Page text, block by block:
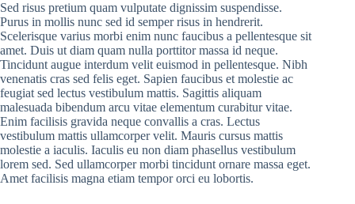
Sed risus pretium quam vulputate dignissim suspendisse.
Purus in mollis nunc sed id semper risus in hendrerit.
Scelerisque varius morbi enim nunc faucibus a pellentesque sit
amet. Duis ut diam quam nulla porttitor massa id neque.
Tincidunt augue interdum velit euismod in pellentesque. Nibh
venenatis cras sed felis eget. Sapien faucibus et molestie ac
feugiat sed lectus vestibulum mattis. Sagittis aliquam
malesuada bibendum arcu vitae elementum curabitur vitae.
Enim facilisis gravida neque convallis a cras. Lectus
vestibulum mattis ullamcorper velit. Mauris cursus mattis
molestie a iaculis. Iaculis eu non diam phasellus vestibulum
lorem sed. Sed ullamcorper morbi tincidunt ornare massa eget.
Amet facilisis magna etiam tempor orci eu lobortis.